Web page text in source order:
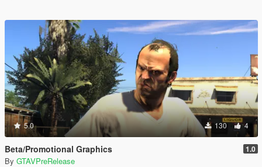
5.0 130 4
Beta/Promotional Graphics 1.0
By GTAVPreRelease